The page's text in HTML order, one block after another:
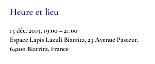
Heure et lieu
13 déc. 2019, 19:00 – 21:00
Espace Lapis Lazuli Biarritz, 23 Avenue Pasteur,
64200 Biarritz, France